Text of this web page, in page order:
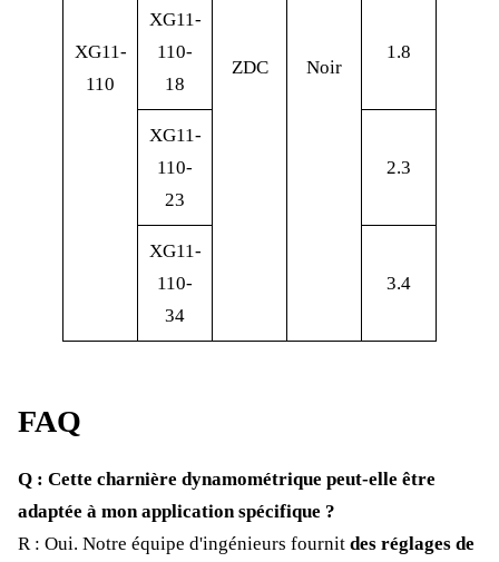
XG11-
110
ZDC Noir
XG11-
110-
18
1.8
XG11-
110-
23
2.3
XG11-
110-
34
3.4
FAQ
Q : Cette charnière dynamométrique peut-elle être
adaptée à mon application spécifique ?
R : Oui. Notre équipe d'ingénieurs fournit des réglages de